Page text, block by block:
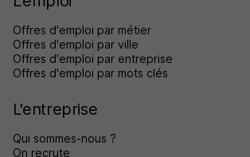
Offres d'emploi par métier
Offres d'emploi par ville
Offres d'emploi par entreprise
Offres d'emploi par mots clés
L'entreprise
Qui sommes-nous ?
On recrute